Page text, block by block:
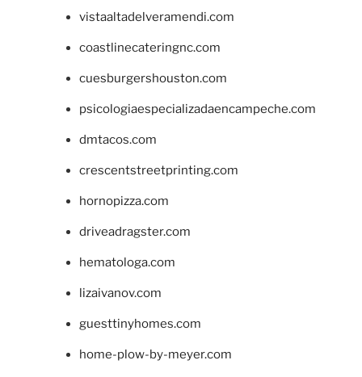
vistaaltadelveramendi.com
coastlinecateringnc.com
cuesburgershouston.com
psicologiaespecializadaencampeche.com
dmtacos.com
crescentstreetprinting.com
hornopizza.com
driveadragster.com
hematologa.com
lizaivanov.com
guesttinyhomes.com
home-plow-by-meyer.com